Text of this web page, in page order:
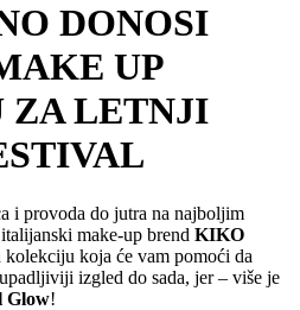
DONOSI
UP
ZA LETNJI
i provoda do jutra na najboljim
make-up brend KIKO
kolekciju koja će vam pomoći da
izgled do sada, jer – više je
Glow!